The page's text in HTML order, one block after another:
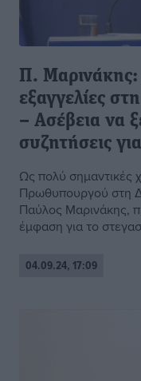
Π. Μαρινάκης:
εξαγγελίες
– Ασέβεια να
συζητήσεις
Ως πολύ σημαντικές
Πρωθυπουργού στη
Παύλος Μαρινάκης,
έμφαση για το
04.09.24, 17:09